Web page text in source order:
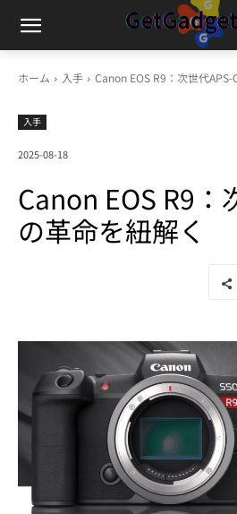
ホーム 入手 Canon EOS R9：次世代APS-
入手
2025-08-18
Canon EOS R9：
の革命を紐解く